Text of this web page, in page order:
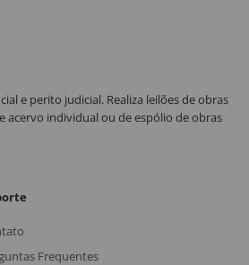
e perito judicial. Realiza leilões de obras
acervo individual ou de espólio de obras
Frequentes